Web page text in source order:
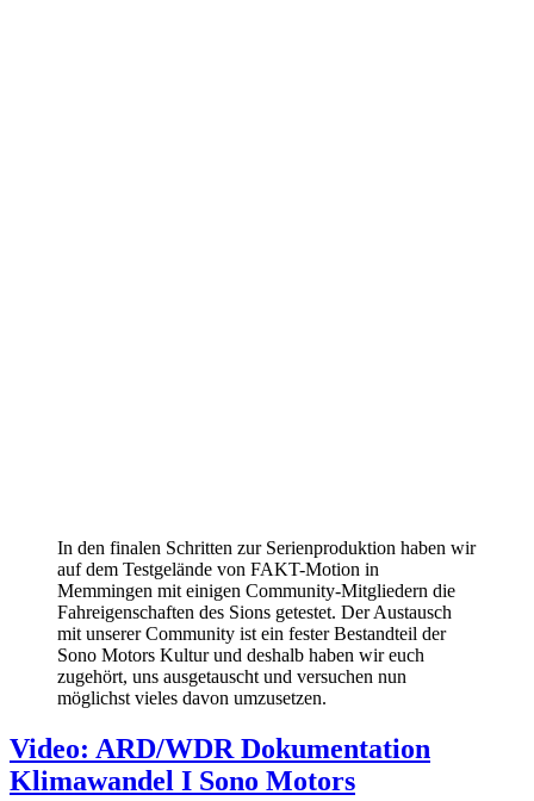
In den finalen Schritten zur Serienproduktion haben wir
auf dem Testgelände von FAKT-Motion in
Memmingen mit einigen Community-Mitgliedern die
Fahreigenschaften des Sions getestet. Der Austausch
mit unserer Community ist ein fester Bestandteil der
Sono Motors Kultur und deshalb haben wir euch
zugehört, uns ausgetauscht und versuchen nun
möglichst vieles davon umzusetzen.
Video: ARD/WDR Dokumentation
Klimawandel I Sono Motors